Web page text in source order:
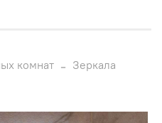
комнат Зеркала